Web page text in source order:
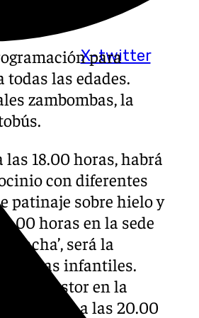
X-twitter
para
todas las edades.
zambombas, la
las 18.00 horas, habrá
con diferentes
patinaje sobre hielo y
horas en la sede
será la
infantiles.
Pastor en la
de honor a las 20.00